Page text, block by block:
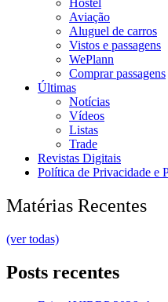
Hostel
Aviação
Aluguel de carros
Vistos e passagens
WePlann
Comprar passagens
Últimas
Notícias
Vídeos
Listas
Trade
Revistas Digitais
Política de Privacidade e
Matérias Recentes
(ver todas)
Posts recentes